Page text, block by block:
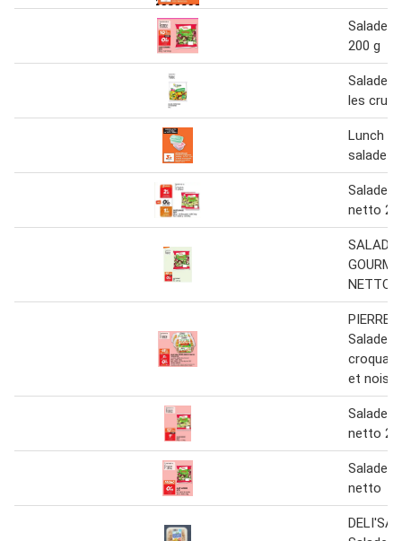
Salade
200 g
Salade
les
Lunch
salade
Salade
netto
SALADE
NETTO
PIERRE
Salade
et
Salade
netto
Salade
netto